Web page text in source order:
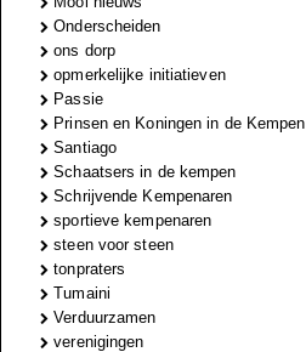
Onderscheiden
ons dorp
opmerkelijke initiatieven
Passie
Prinsen en Koningen in de Kempen
Santiago
Schaatsers in de kempen
Schrijvende Kempenaren
sportieve kempenaren
steen voor steen
tonpraters
Tumaini
Verduurzamen
verenigingen